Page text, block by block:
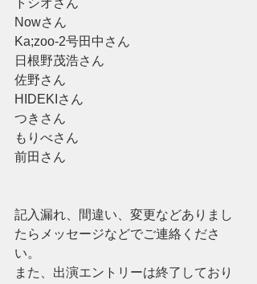
トシオさん
Nowさん
Ka;zoo-2号田中さん
日根野茂浩さん
佐野さん
HIDEKIさん
つきさん
もりべさん
前田さん
記入漏れ、間違い、変更などありまし
たらメッセージなどでご連絡くださ
い。
また、出演エントリーは終了しており